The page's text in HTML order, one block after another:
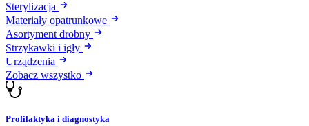
Sterylizacja
Materiały opatrunkowe
Asortyment drobny
Strzykawki i igły
Urządzenia
Zobacz wszystko
Profilaktyka i diagnostyka